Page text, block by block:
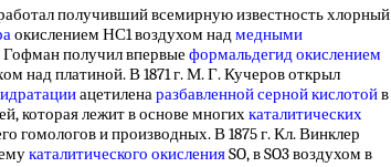
получивший всемирную известность хлорный
окислением НС1 воздухом надмедными
Гофман получил впервые формальдегид окислением
над платиной. В 1871 г. М. Г. Кучеров открыл
ацетиленаразбавленной серной кислотойв
которая лежит в основе многихкаталитических
гомологов и производных. В 1875 г. Кл. Винклер
каталитического окисленияSO, в SO3 воздухом в